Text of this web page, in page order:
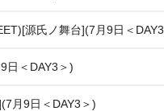
源氏ノ舞台](7月9日＜
日＜DAY3＞)
月9日＜DAY3＞)